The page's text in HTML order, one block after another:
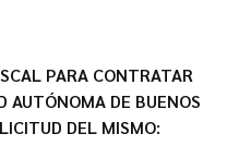
PARA CONTRATAR
AUTÓNOMA DE BUENOS
DEL MISMO: